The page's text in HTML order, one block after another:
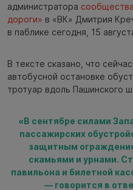
администратора
дороги» в «ВК» Дмитрия
в паблике сегодня, 15
В тексте сказано, что
автобусной остановке
тротуар вдоль Пашинского
«В сентябре силами
пассажирских
защитным
скамьями и урнами.
павильона и билетной
— говорится в